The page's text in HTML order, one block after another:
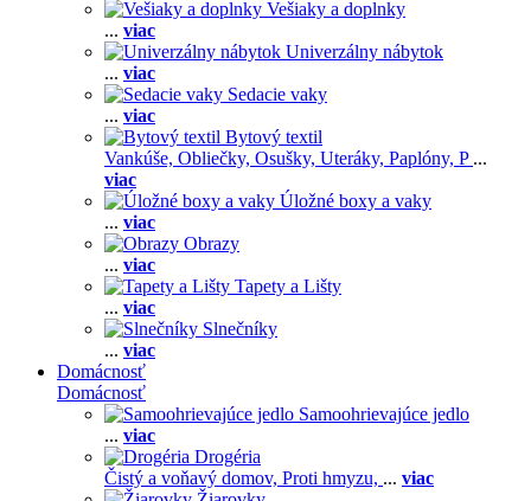
Vešiaky a doplnky
... viac
Univerzálny nábytok
... viac
Sedacie vaky
... viac
Bytový textil
Vankúše, Obliečky, Osušky, Uteráky, Paplóny, P ...
viac
Úložné boxy a vaky
... viac
Obrazy
... viac
Tapety a Lišty
... viac
Slnečníky
... viac
Domácnosť
Domácnosť
Samoohrievajúce jedlo
... viac
Drogéria
Čistý a voňavý domov, Proti hmyzu, ... viac